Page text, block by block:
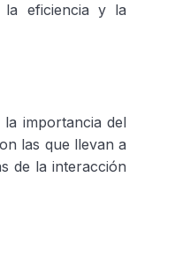
la eficiencia y la
importancia del
las que llevan a
de la interacción